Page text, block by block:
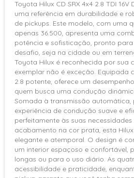
Comando
Direção
Partida
Travas
Vidros
Volante
Altura
Câmbio
Bancos
Pára-
veículo
Rodas de
Toyota Hilux CD SRX 4x4 2.8 TDI
uma referência em durabilidade e
de pickups. Este modelo, com uma
apenas 36.500, apresenta uma
potência e sofisticação, pronto
desafio, seja na cidade ou em
Toyota Hilux é reconhecida por sua
exemplar não é exceção. Equipada
2.8 potente, oferece um
quem busca uma condução
Somada à transmissão automática,
experiência de condução suave e
perfeitamente às suas
acabamento na cor prata, esta
elegante e atemporal. O design é
um interior espaçoso e confortável,
longas ou para o uso diário. As
acessibilidade e praticidade,